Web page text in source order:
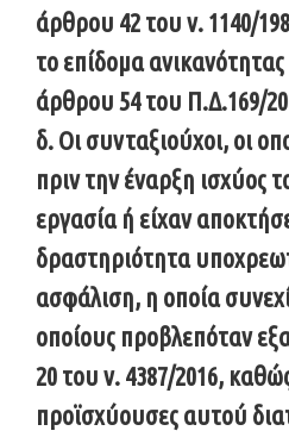
άρθρου 42 του ν. 1140/
το επίδομα
άρθρου 54 του Π.Δ.169/
δ. Οι συνταξιούχοι, οι
πριν την έναρξη ισχύος
εργασία ή είχαν
δραστηριότητα
ασφάλιση, η οποία
οποίους προβλεπόταν
20 του ν. 4387/2016,
προϊσχύουσες αυτού